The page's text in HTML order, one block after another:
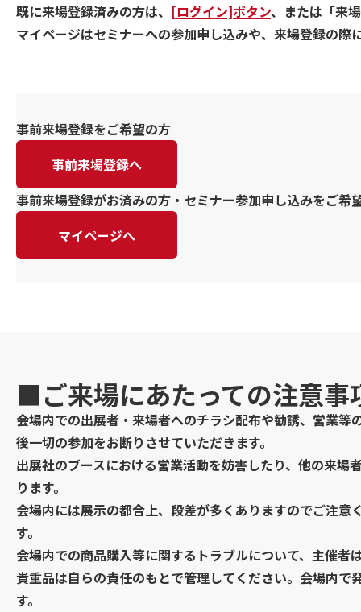
既に来場登録済みの方は、 [ログイン]ボタン、または「来
マイページはセミナーへの参加申し込みや、来場登録の
事前来場登録をご希望の方
事前来場登録へ
事前来場登録がお済みの方・セミナー参加申し込みをご希
マイページへ
■ご来場にあたっての注意事
会場内での出展者・来場者へのチラシ配布や勧誘、営業
後一切の参加をお断りさせていただきます。
出展社のブースにおける営業活動を妨害したり、他の来
ります。
会場内には展示の都合上、段差が多くありますのでご注
す。
会場内での商品購入等に関するトラブルについて、主催者
貴重品は自らの責任のもとで管理してください。会場内
す。